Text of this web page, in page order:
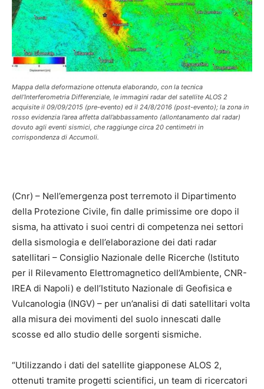
Mappa della deformazione ottenuta elaborando, con la tecnica
dell’Interferometria Differenziale, le immagini radar del satellite ALOS 2
acquisite il 09/09/2015 (pre-evento) ed il 24/8/2016 (post-evento); la zona in
rosso evidenzia l’area affetta dall’abbassamento (allontanamento dal radar)
dovuto agli eventi sismici, che raggiunge circa 20 centimetri in
corrispondenza di Accumoli.
(Cnr) – Nell’emergenza post terremoto il Dipartimento
della Protezione Civile, fin dalle primissime ore dopo il
sisma, ha attivato i suoi centri di competenza nei settori
della sismologia e dell’elaborazione dei dati radar
satellitari – Consiglio Nazionale delle Ricerche (Istituto
per il Rilevamento Elettromagnetico dell’Ambiente, CNR-
IREA di Napoli) e dell’Istituto Nazionale di Geofisica e
Vulcanologia (INGV) – per un’analisi di dati satellitari volta
alla misura dei movimenti del suolo innescati dalle
scosse ed allo studio delle sorgenti sismiche.
“Utilizzando i dati del satellite giapponese ALOS 2,
ottenuti tramite progetti scientifici, un team di ricercatori